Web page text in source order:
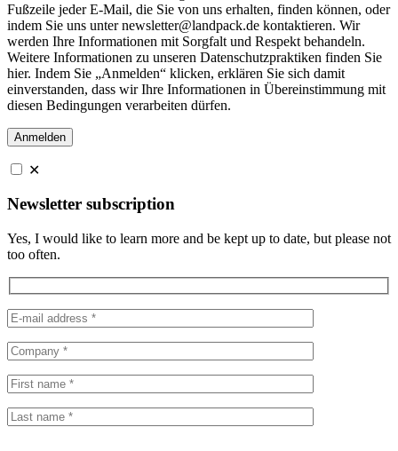
Fußzeile jeder E-Mail, die Sie von uns erhalten, finden können, oder
indem Sie uns unter newsletter@landpack.de kontaktieren. Wir
werden Ihre Informationen mit Sorgfalt und Respekt behandeln.
Weitere Informationen zu unseren Datenschutzpraktiken finden Sie
hier. Indem Sie „Anmelden“ klicken, erklären Sie sich damit
einverstanden, dass wir Ihre Informationen in Übereinstimmung mit
diesen Bedingungen verarbeiten dürfen.
✕
Newsletter subscription
Yes, I would like to learn more and be kept up to date, but please not
too often.